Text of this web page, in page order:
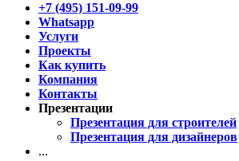
+7 (495) 151-09-99
Whatsapp
Услуги
Проекты
Как купить
Компания
Контакты
Презентации
Презентация для строителей
Презентация для дизайнеров
...